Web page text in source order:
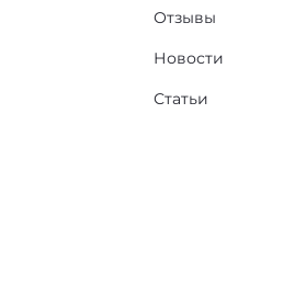
Отзывы
Новости
Статьи